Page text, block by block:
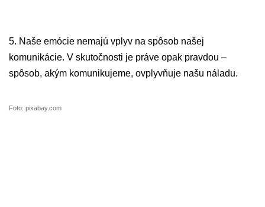
5. Naše emócie nemajú vplyv na spôsob našej
komunikácie. V skutočnosti je práve opak pravdou –
spôsob, akým komunikujeme, ovplyvňuje našu náladu.
Foto: pixabay.com